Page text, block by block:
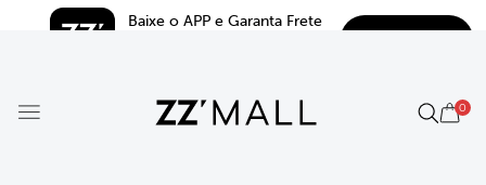
Baixe o APP e Garanta Frete
0